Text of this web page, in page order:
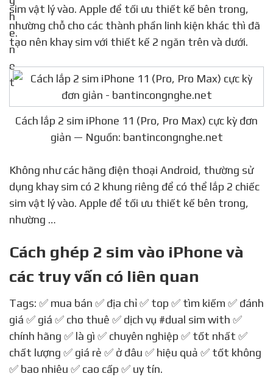
sim vật lý vào. Apple để tối ưu thiết kế bên trong,
nhường chỗ cho các thành phần linh kiện khác thì đã
tạo nên khay sim với thiết kế 2 ngăn trên và dưới.
Cách lắp 2 sim iPhone 11 (Pro, Pro Max) cực kỳ đơn
giản — Nguồn: bantincongnghe.net
Không như các hãng điện thoại Android, thường sử
dụng khay sim có 2 khung riêng để có thể lắp 2 chiếc
sim vật lý vào. Apple để tối ưu thiết kế bên trong,
nhường …
Cách ghép 2 sim vào iPhone và
các truy vấn có liên quan
Tags: ✅ mua bán ✅ địa chỉ ✅ top ✅ tìm kiếm ✅ đánh
giá ✅ giá ✅ cho thuê ✅ dịch vụ #dual sim with ✅
chính hãng ✅ là gì ✅ chuyên nghiệp ✅ tốt nhất ✅
chất lượng ✅ giá rẻ ✅ ở đâu ✅ hiệu quả ✅ tốt không
✅ bao nhiêu ✅ cao cấp ✅ uy tín.